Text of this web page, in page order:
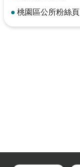
桃園區公所粉絲頁